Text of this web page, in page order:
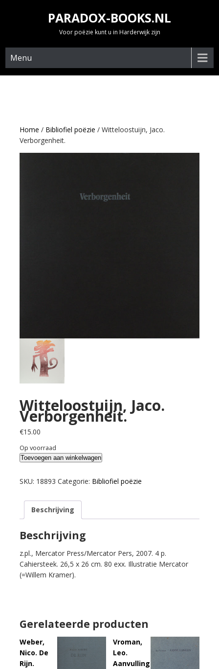
PARADOX-BOOKS.NL
Voor poëzie kunt u in Harderwijk zijn
Menu
Home / Bibliofiel poëzie / Witteloostuijn, Jaco.
Verborgenheit.
Witteloostuijn, Jaco.
Verborgenheit.
€15.00
Op voorraad
Witteloostuijn,
Verborgenheit.
Toevoegen aan winkelwagen
SKU: 18893 Categorie: Bibliofiel poëzie
Beschrijving
Beschrijving
z.pl., Mercator Press/Mercator Pers, 2007. 4 p.
Cahiersteek. 26,5 x 26 cm. 80 exx. Illustratie Mercator
(=Willem Kramer).
Gerelateerde producten
Weber,
Nico. De
Rijn.
Vroman,
Leo.
Aanvulling